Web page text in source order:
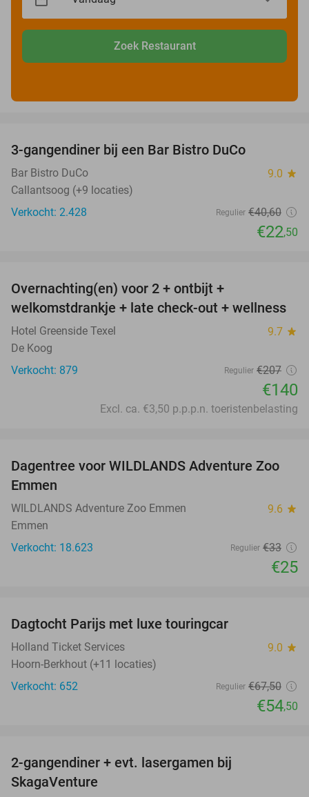
Zoek Restaurant
3-gangendiner bij een Bar Bistro DuCo
Bar Bistro DuCo 9.0 star
Callantsoog (+9 locaties)
Verkocht: 2.428
Regulier €40,60
€22,50
Overnachting(en) voor 2 + ontbijt +
welkomstdrankje + late check-out + wellness
Hotel Greenside Texel 9.7 star
De Koog
Verkocht: 879
Regulier €207
€140
Excl. ca. €3,50 p.p.p.n. toeristenbelasting
24%
Dagentree voor WILDLANDS Adventure Zoo
Emmen
WILDLANDS Adventure Zoo Emmen 9.6 star
Emmen
Verkocht: 18.623
Regulier €33
€25
Dagtocht Parijs met luxe touringcar
Holland Ticket Services 9.0 star
Hoorn-Berkhout (+11 locaties)
Verkocht: 652
Regulier €67,50
€54,50
2-gangendiner + evt. lasergamen bij
SkagaVenture